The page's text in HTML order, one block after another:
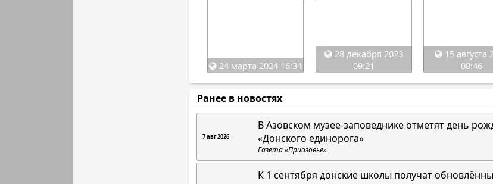
24 марта 2024 16:34
28 декабря 2023
09:21
15 августа
08:46
Ранее в новостях
7 авг 2026
В Азовском музее-заповеднике отметят день
«Донского единорога»
Газета «Приазовье»
К 1 сентября донские школы получат